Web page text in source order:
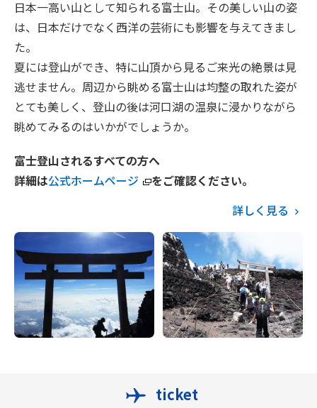
日本一高い山として知られる富士山。その美しい山の姿
は、日本だけでなく西洋の芸術にも影響を与えてきまし
た。
夏には登山ができ、特に山頂から見るご来光の絶景は見
逃せません。周辺から眺める富士山は均整の取れた姿が
とても美しく、登山の後は河口湖の温泉に浸かりながら
眺めてみるのはいかがでしょうか。
富士登山されるすべての方へ
詳細は公式ホームページ
をご確認ください。
詳しく見る
ticket